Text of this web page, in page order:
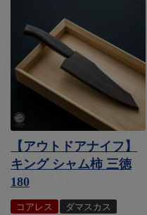
【アウトドアナイフ】
キング シャム柿 三徳
180
コアレス ダマスカス